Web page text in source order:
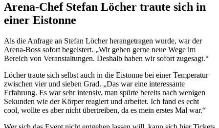
Arena-Chef Stefan Löcher traute sich in
einer Eistonne
Als die Anfrage an Stefan Löcher herangetragen wurde, war der
Arena-Boss sofort begeistert. „Wir gehen gerne neue Wege im
Bereich von Veranstaltungen. Deshalb haben wir sofort zugesagt.“
Löcher traute sich selbst auch in die Eistonne bei einer Temperatur
zwischen vier und sieben Grad. „Das war eine interessante
Erfahrung. Es war sehr intensiv, man spürte bereits nach wenigen
Sekunden wie der Körper reagiert und arbeitet. Ich fand es echt
cool, wollte es aber nicht übertreiben, da es mein erstes Mal war.“